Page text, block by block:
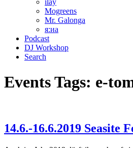
ilay
Mogreens
Mr. Galonga
я:иа
Podcast
DJ Workshop
Search
Events Tags: e-
14.6.-16.6.2019 Seasite